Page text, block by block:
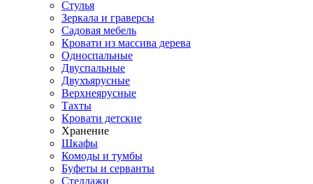
Стулья
Зеркала и граверсы
Садовая мебель
Кровати из массива дерева
Односпальные
Двуспальные
Двухъярусные
Верхнеярусные
Тахты
Кровати детские
Хранение
Шкафы
Комоды и тумбы
Буфеты и серванты
Стеллажи